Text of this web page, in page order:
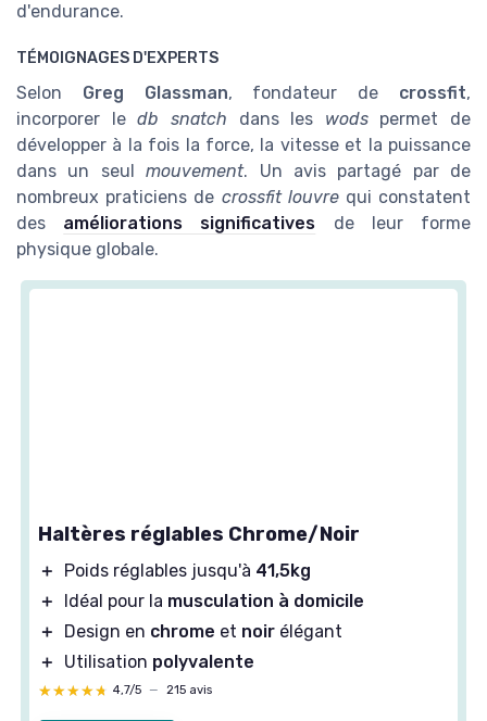
d'endurance.
TÉMOIGNAGES D'EXPERTS
Selon Greg Glassman, fondateur de crossfit,
incorporer ledb snatch dans les wodspermet de
développer à la fois la force, la vitesse et la puissance
dans un seulmouvement. Un avis partagé par de
nombreux praticiens de crossfit louvrequi constatent
des améliorations significatives de leur forme
physique globale.
＋ Idéal pour lamusculation à domicile
＋
Design enchromeetnoirélégant
＋
Utilisationpolyvalente
★★★★★
★★★★★ 4,7/5 — 215 avis
Voir l'offre